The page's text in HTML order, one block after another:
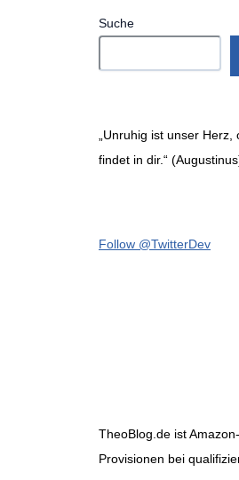
Suche
„Unruhig ist unser Herz,
findet in dir.“
Follow @TwitterDev
TheoBlog.de ist
Provisionen bei